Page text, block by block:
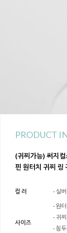
PRODUCT
(귀찌가능) 써지
핀 원터치 귀찌 링
컬 러 - 실버
사이즈
- 원
- 귀
- 침